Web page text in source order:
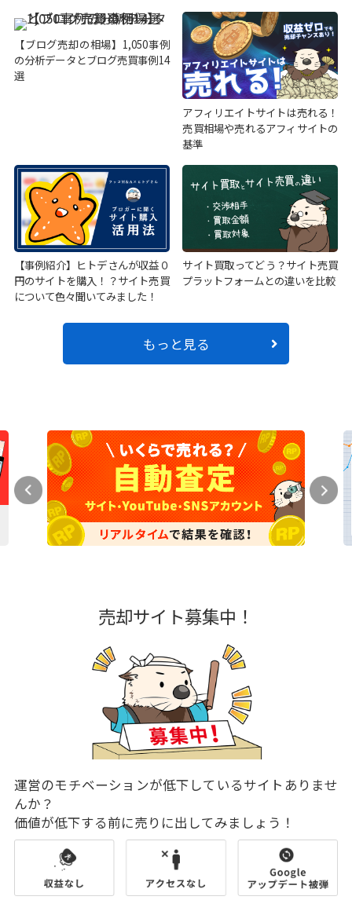
【ブログ売却の相場】1,050事例
の分析データとブログ売買事例14
選
アフィリエイトサイトは売れる！
売買相場や売れるアフィサイトの
基準
【事例紹介】ヒトデさんが収益０
円のサイトを購入！？サイト売買
について色々聞いてみました！
サイト買取ってどう？サイト売買
プラットフォームとの違いを比較
もっと見る
売却サイト募集中！
運営のモチベーションが低下しているサイトありませ
んか？
価値が低下する前に売りに出してみましょう！